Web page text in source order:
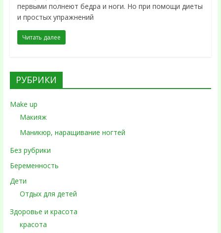
первыми полнеют бедра и ноги. Но при помощи диеты
и простых упражнений
Читать далее
РУБРИКИ
Make up
Макияж
Маникюр, наращивание ногтей
Без рубрики
Беременность
Дети
Отдых для детей
Здоровье и красота
красота